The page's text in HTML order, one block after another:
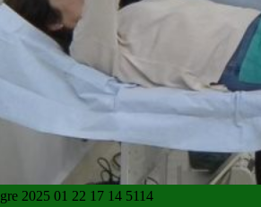
2025 01 22 17 14 5114